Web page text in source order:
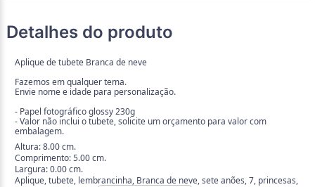
Detalhes do produto
Aplique de tubete Branca de neve
Fazemos em qualquer tema.
Envie nome e idade para personalização.
- Papel fotográfico glossy 230g
- Valor não inclui o tubete, solicite um orçamento para valor com
embalagem.
Altura: 8.00 cm.
Comprimento: 5.00 cm.
Largura: 0.00 cm.
Aplique, tubete, lembrancinha, Branca de neve, sete anões, 7, princesas,